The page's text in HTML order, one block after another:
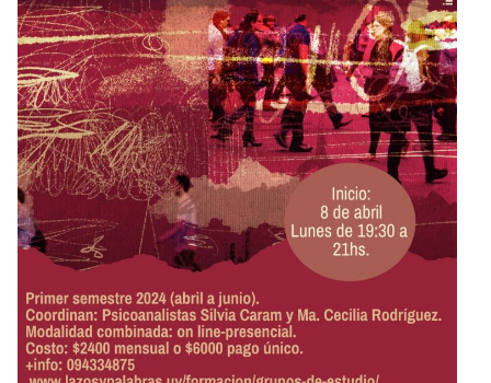
TALLER EXPLORACIONES LITERARIAS